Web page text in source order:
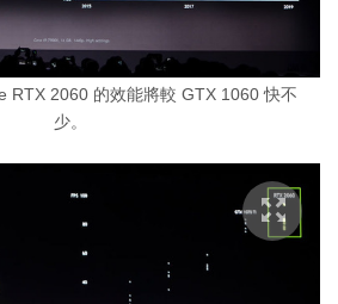
RTX 2060 的效能將較 GTX 1060 快不
少。